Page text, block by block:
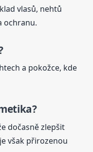
vlasů, nehtů
ochranu.
a pokožce, kde
dočasně zlepšit
však přirozenou